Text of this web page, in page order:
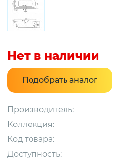
Нет в наличии
Подобрать аналог
Производитель:
Коллекция:
Код товара:
Доступность: